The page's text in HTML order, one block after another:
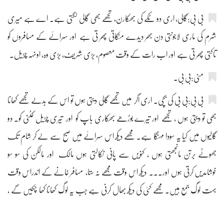
بی بی:گالی، اری دو ٹکے کی بھکارن، تجھے بھی گالی لگتی ہے۔ اے ہے میری
شرم کی ماری لاجونتی دن بھر دیدے مٹکاتی پھر تی ہے اور سرائے کے مسافروں کو
تاکتی پھر تی ہے اور اب رات کے وقت معصوم، بڑی شریف، بڑی وہ، اونہہ چڑیل۔
منی:بی بی۔
بی بی:بی بی کی بچی۔ اری اگر میں تجھے گالی دیتی ہوں تو اس کے بدلے تجھے کھانا
بھی تو دیتی ہوں ، تجھے اور تیرے بوڑھے بھکاری باپ کو اور تیری چڑیل کٹنی کو۔ دو
گالیوں میں کیا یہ سودا مہنگا ہے۔ مجھے دیکھ اس سرائے میں صبح سے لے کر شام تک
جھوٹے برتن مانجھتی ہوں ، کنویں سے پانی نکالتی ہوں مالک اور مالکن کی سو سو
خوشامدیں کرتی ہوں اور۔۔۔ دیکھ اس وقت مجھے نہ ستا، مسافر خانے کے اندراس وقت
بہت لوگ جمع ہیں۔ مجھے کئی کی دیکھ بھال کرنی ہے جب یہ لوگ کھانا کھا چکیں گے ،